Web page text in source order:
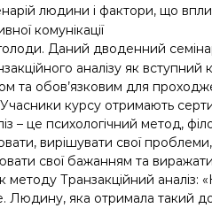
людини і фактори, що
комунікації
голоди. Даний дводенний
аналізу як
та обов’язковим для
Учасники курсу отримають
– це психологічний метод,
вирішувати свої
свої бажанням та
методу Транзакційний аналіз:
яка отримала такий